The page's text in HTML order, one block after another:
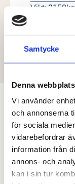
Samtycke
Denna
Vi använder
och annonserna
för sociala
vidarebefordrar
information från
annons- och
kan i sin tur
Vikt: 2150kg
Tjocklek:
Standard:
FLER